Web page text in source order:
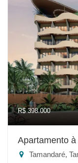
R$ 398.000
Apartamento
Tamandaré,